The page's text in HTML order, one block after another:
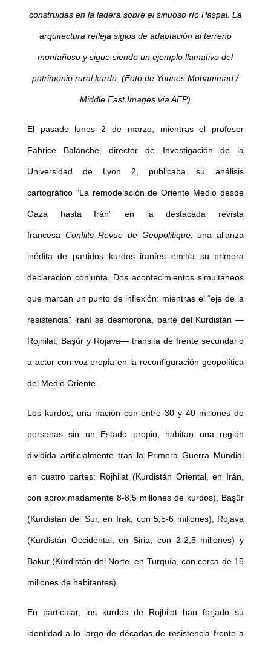
construidas en la ladera sobre el sinuoso río Paspal. La
arquitectura refleja siglos de adaptación al terreno
montañoso y sigue siendo un ejemplo llamativo del
patrimonio rural kurdo. (Foto de Younes Mohammad /
Middle East Images vía AFP)
El pasado lunes 2 de marzo, mientras el profesor
Fabrice Balanche, director de Investigación de la
Universidad de Lyon 2, publicaba su análisis
cartográfico “La remodelación de Oriente Medio desde
Gaza hasta Irán” en la destacada revista
francesa Conflits Revue de Geopolitique, una alianza
inédita de partidos kurdos iraníes emitía su primera
declaración conjunta. Dos acontecimientos simultáneos
que marcan un punto de inflexión: mientras el “eje de la
resistencia” iraní se desmorona, parte del Kurdistán —
Rojhilat, Başûr y Rojava— transita de frente secundario
a actor con voz propia en la reconfiguración geopolítica
del Medio Oriente.
Los kurdos, una nación con entre 30 y 40 millones de
personas sin un Estado propio, habitan una región
dividida artificialmente tras la Primera Guerra Mundial
en cuatro partes: Rojhilat (Kurdistán Oriental, en Irán,
con aproximadamente 8-8,5 millones de kurdos), Başûr
(Kurdistán del Sur, en Irak, con 5,5-6 millones), Rojava
(Kurdistán Occidental, en Siria, con 2-2,5 millones) y
Bakur (Kurdistán del Norte, en Turquía, con cerca de 15
millones de habitantes).
En particular, los kurdos de Rojhilat han forjado su
identidad a lo largo de décadas de resistencia frente a